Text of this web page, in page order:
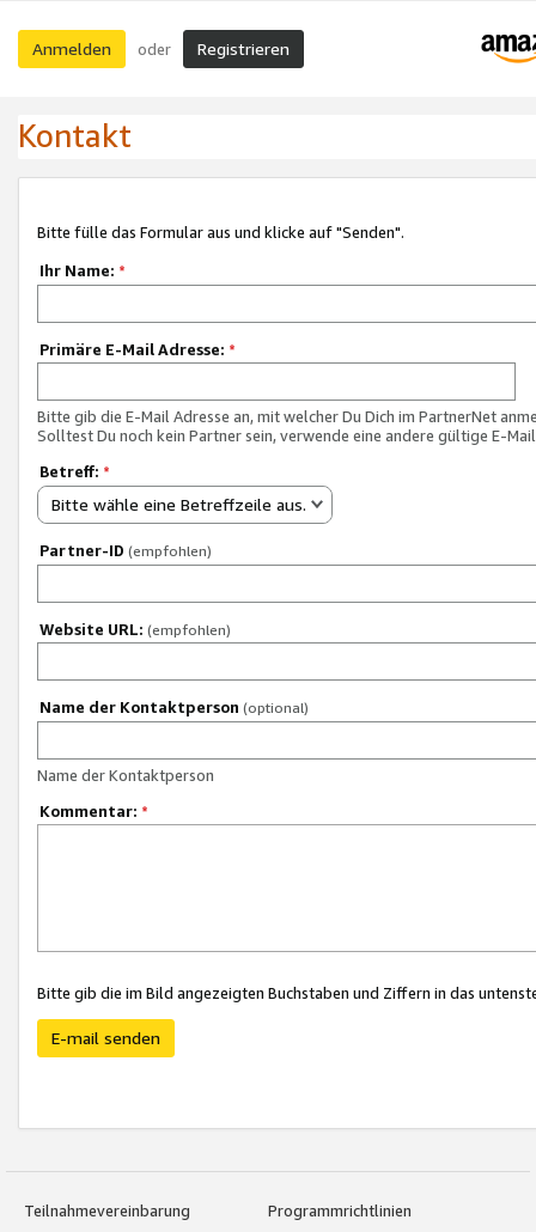
Anmelden oder Registrieren
Kontakt
Bitte fülle das Formular aus und klicke auf "Senden".
Ihr Name: *
Primäre E-Mail Adresse: *
Bitte gib die E-Mail Adresse an, mit welcher Du Dich im PartnerNet
Solltest Du noch kein Partner sein, verwende eine andere gültige E-
Betreff: *
Bitte wähle eine Betreffzeile aus.
Partner-ID (empfohlen)
Website URL: (empfohlen)
Name der Kontaktperson (optional)
Name der Kontaktperson
Kommentar: *
Bitte gib die im Bild angezeigten Buchstaben und Ziffern in das
E-mail senden
Teilnahmevereinbarung
Programmrichtlinien